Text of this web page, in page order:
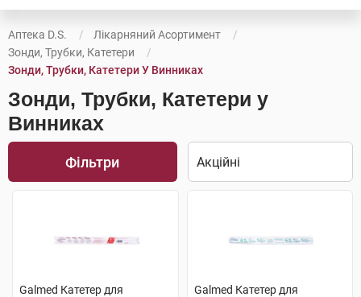
Аптека D.S.
Лікарняний Асортимент
Зонди, Трубки, Катетери
Зонди, Трубки, Катетери У Винниках
Зонди, Трубки, Катетери у
Винниках
Фільтри
Galmed Катетер для
Galmed Катетер для